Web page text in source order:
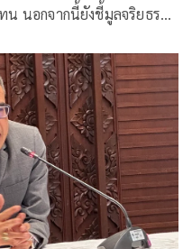
นอกจากนี้ยังชี้มูลจริยธรรม